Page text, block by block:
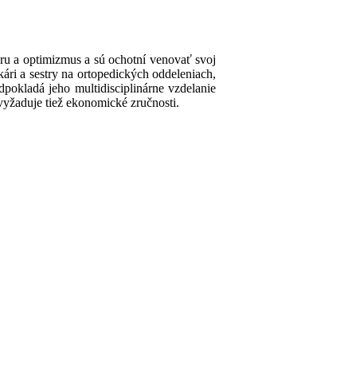
a optimizmus a sú ochotní venovať svoj
a sestry na ortopedických oddeleniach,
jeho multidisciplinárne vzdelanie
tiež ekonomické zručnosti.